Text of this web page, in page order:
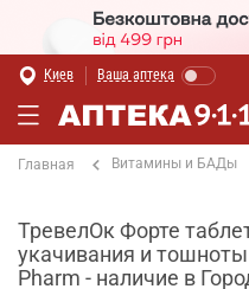
Киев Ваша аптека
Главная Витамины и БАДы
ТревелОк Форте
укачивания и
Pharm - наличие в